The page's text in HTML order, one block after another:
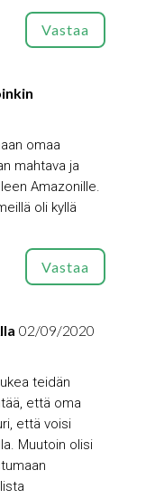
Vastaa
omaa
mahtava ja
Amazonille.
oli kyllä
Vastaa
02/09/2020
teidän
että oma
että voisi
Muutoin olisi